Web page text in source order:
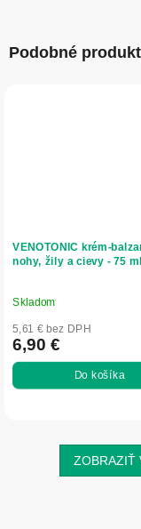
Podobné
VENOTONIC krém-
nohy, žily a cievy - 75
Priemerné
hodnotenie
produktu
je
Skladom
5,61 € bez DPH
6,90 €
Do košíka
ZOBRAZIŤ